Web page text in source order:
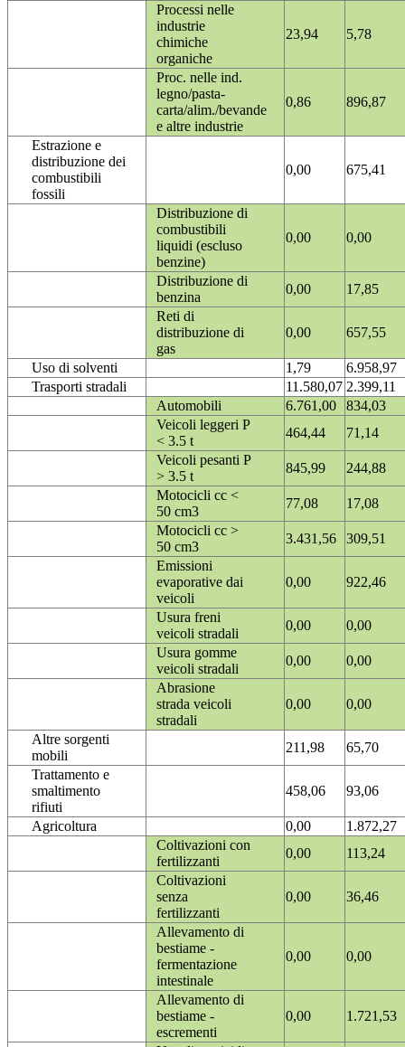
Processi nelle
industrie
chimiche
organiche
23,94 5,78
Proc. nelle ind.
legno/pasta-
carta/alim./bevande
e altre industrie
0,86 896,87
Estrazione e
distribuzione dei
combustibili
fossili
0,00 675,41
Distribuzione di
combustibili
liquidi (escluso
benzine)
0,00 0,00
Distribuzione di
benzina
0,00
17,85
Reti di
distribuzione di
gas
0,00 657,55
Uso di solventi 1,79
6.958,97
Trasporti stradali
11.580,07 2.399,11
Automobili
6.761,00
834,03
Veicoli leggeri P
< 3.5 t
464,44
71,14
Veicoli pesanti P
> 3.5 t
845,99
244,88
Motocicli cc <
50 cm3
77,08
17,08
Motocicli cc >
50 cm3
3.431,56
309,51
Emissioni
evaporative dai
veicoli
0,00 922,46
Usura freni
veicoli stradali
0,00
0,00
Usura gomme
veicoli stradali
0,00
0,00
Abrasione
strada veicoli
stradali
0,00 0,00
Altre sorgenti
mobili
211,98
65,70
Trattamento e
smaltimento
rifiuti
458,06 93,06
Agricoltura 0,00
1.872,27
Coltivazioni con
fertilizzanti
0,00
113,24
Coltivazioni
senza
fertilizzanti
0,00 36,46
Allevamento di
bestiame -
fermentazione
intestinale
0,00 0,00
Allevamento di
bestiame -
escrementi
0,00 1.721,53